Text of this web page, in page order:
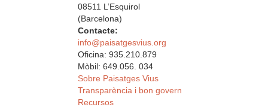
08511 L’Esquirol
(Barcelona)
Contacte:
info@paisatgesvius.org
Oficina: 935.210.879
Mòbil: 649.056. 034
Sobre Paisatges Vius
Transparència i bon govern
Recursos